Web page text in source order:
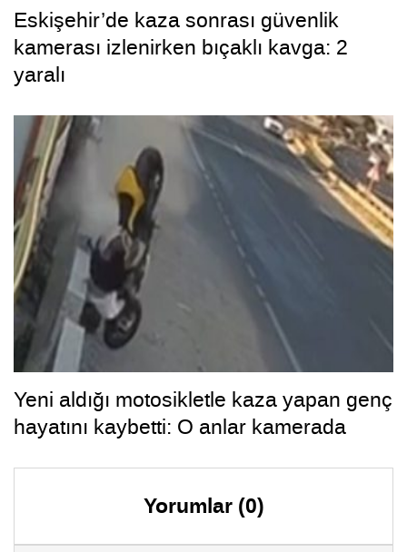
Eskişehir’de kaza sonrası güvenlik
kamerası izlenirken bıçaklı kavga: 2
yaralı
Yeni aldığı motosikletle kaza yapan genç
hayatını kaybetti: O anlar kamerada
Yorumlar (0)